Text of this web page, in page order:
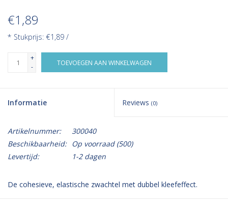
€1,89
* Stukprijs: €1,89 /
+
-
TOEVOEGEN AAN WINKELWAGEN
Informatie Reviews (0)
Artikelnummer:
300040
Beschikbaarheid: Op voorraad(500)
Levertijd:
1-2 dagen
De cohesieve, elastische zwachtel met dubbel kleefeffect.